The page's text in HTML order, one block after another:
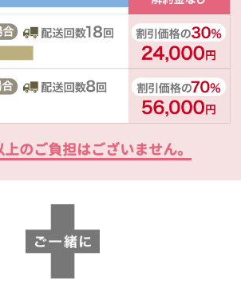
のご負担はございません。